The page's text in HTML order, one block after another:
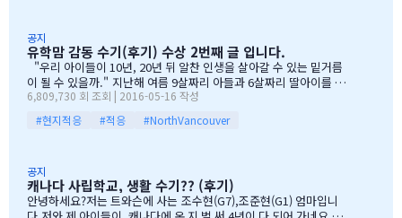
데 불편한거 없이 꼼꼼히 준비하시기 바라며, 내일이면 아마도 무
한의 카톡 및 연락이 오지않을까 생각이 …
전부터 차근 차근 준비하엿습니다. 많은 IGE 가족분들께서 참석해주
셧으며,(총114가족) 노스밴쿠버,랭리교육청 교육감님들께서도 참석
해주셧습니다. 11시30분부터 오픈닝을 시작하엿고, 12시부터 BBQ
파티 시작으로 START 하엿지요. 그 다음 자녀학생들을 위하여 보물
찻기 그리고 Q & A 를 시작으로 학부모님들께 답을 마추신 분들께 선
물을 증정하는 즐거운 시간을 가져습니다. 매년 여름마다 BBQ 파티
를 진행하면서 시간이 정말 빨리 가는구나 생각이 듭니다. 맨처음…
공지
유학맘 감동 수기(후기) 수상 2번째 글 입니다.
"우리 아이들이 10년, 20년 뒤 알찬 인생을 살아갈 수 있는 밑거름
이 될 수 있을까." 지난해 여름 9살짜리 아들과 6살짜리 딸아이를 데
리고 캐나다 밴쿠버로 조기유학을 떠날 결심을 했을 때, 매일밤 떠오
르는 고민이었습니다. 지난 10여년동안 부모님과 함께 삼대가 살아
왔기에 고민은 더욱 컸습니다. 가족이 떨어져 지내는 시간을 나이 드
遷之敎, 맹자의 어머니가 자식을 위해 세 번 이사했다는 뜻)는 못할
망정, 조금이라도 기회가 있을 때 망설이지 말라"는 말로 오히려 제
등을 떠미셨습니다. 경제적인 여건이 딱히 좋은 것도 아니었습니다.
6,809,730 회 조회 | 2016-05-16 작성
#현지적응
#적응 #NorthVancouver
공지
캐나다 사립학교, 생활 수기?? (후기)
안녕하세요?저는 트와슨에 사는 조수현(G7),조준현(G1) 엄마입니